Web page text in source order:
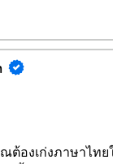
ต้องเก่งภาษาไทย